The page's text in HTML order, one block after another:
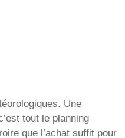
Une
tout le planning
que l’achat suffit pour